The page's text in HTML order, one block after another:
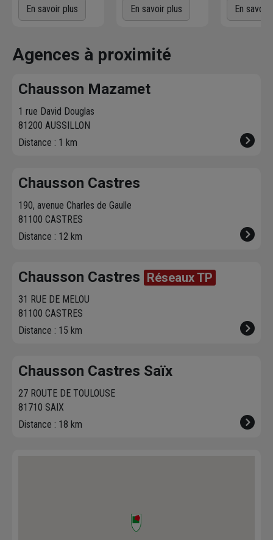
voulez! L'agence
Chausson qui
vous contacte pour
fixer le meilleur
livraison. Bonus :
Nous livrons jusqu'au
7ème étage.
En savoir plus
Commandez
directement les
dans votre agence
sur chausson.fr.
heure plus tard.
En savoir plus
l'agence
En savoir
Agences à proximité
Chausson Mazamet
1 rue David Douglas
81200 AUSSILLON
Distance : 1 km
Chausson Castres
190, avenue Charles de Gaulle
81100 CASTRES
Distance : 12 km
Chausson Castres Réseaux TP
31 RUE DE MELOU
81100 CASTRES
Distance : 15 km
Chausson Castres Saïx
27 ROUTE DE TOULOUSE
81710 SAIX
Distance : 18 km